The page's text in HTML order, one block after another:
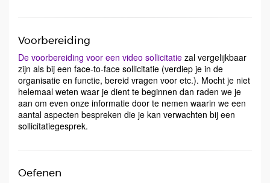
Voorbereiding
De voorbereiding voor een video sollicitatie zal vergelijkbaar
zijn als bij een face-to-face sollicitatie (verdiep je in de
organisatie en functie, bereid vragen voor etc.). Mocht je niet
helemaal weten waar je dient te beginnen dan raden we je
aan om even onze informatie door te nemen waarin we een
aantal aspecten bespreken die je kan verwachten bij een
sollicitatiegesprek.
Oefenen